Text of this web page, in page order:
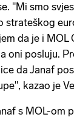
"Mi smo
strateškog
da je i MOL
oni posluju.
da Janaf
kazao je
s MOL-om